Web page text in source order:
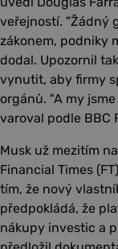
veřejností. "Žádný
zákonem, podniky
dodal. Upozornil
vynutit, aby firmy
orgánů. "A my
varoval podle BBC
Musk už mezitím
Financial Times
tím, že nový
předpokládá, že
nákupy investic a